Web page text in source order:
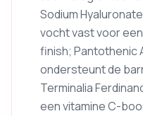
Sodium
vocht vast voor
finish; Pantothenic
ondersteunt de
Terminalia
een vitamine C-